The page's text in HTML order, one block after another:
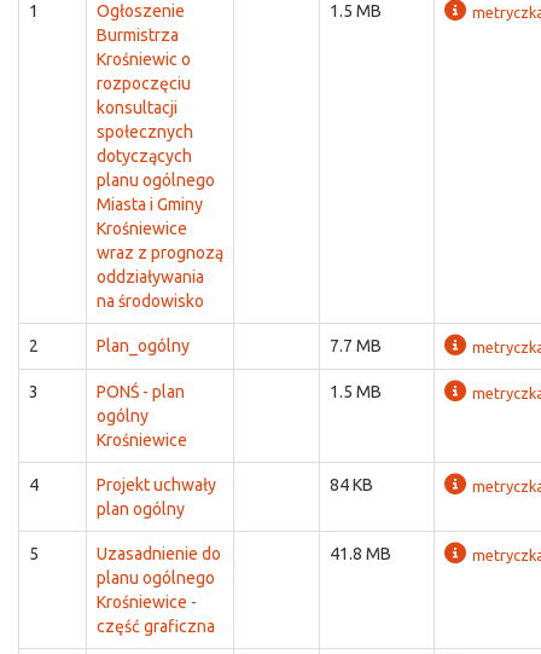
1
Ogłoszenie
Burmistrza
Krośniewic o
rozpoczęciu
konsultacji
społecznych
dotyczących
planu ogólnego
Miasta i Gminy
Krośniewice
wraz z prognozą
oddziaływania
na środowisko
1.5 MB
2 Plan_ogólny 7.7 MB
3
PONŚ - plan
ogólny
Krośniewice
1.5 MB
4
Projekt uchwały
plan ogólny
84 KB
5
Uzasadnienie do
planu ogólnego
Krośniewice -
część graficzna
41.8 MB